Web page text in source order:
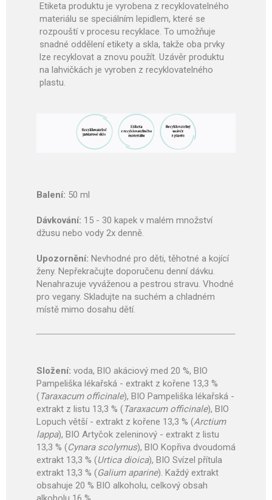
Etiketa produktu je vyrobena z recyklovatelného
materiálu se speciálním lepidlem, které se
rozpouští v procesu recyklace. To umožňuje
snadné oddělení etikety a skla, takže oba prvky
lze recyklovat a znovu použít. Uzávěr produktu
na lahvičkách je vyroben z recyklovatelného
plastu.
Balení: 50 ml
Dávkování: 15 - 30 kapek v malém množství
džusu nebo vody 2x denně.
Upozornění: Nevhodné pro děti, těhotné a kojící
ženy. Nepřekračujte doporučenu denní dávku.
Nenahrazuje vyváženou a pestrou stravu. Vhodné
pro vegany. Skladujte na suchém a chladném
místě mimo dosahu dětí.
Složení: voda, BIO akáciový med 20 %, BIO
Pampeliška lékařská - extrakt z kořene 13,3 %
( Taraxacum officinale), BIO Pampeliška lékařská -
extrakt z listu 13,3 % ( Taraxacum officinale), BIO
Lopuch větší - extrakt z kořene 13,3 % (Arctium
lappa), BIO Artyčok zeleninový - extrakt z listu
13,3 % (Cynara scolymus), BIO Kopřiva dvoudomá
extrakt 13,3 % (Urtica dioica), BIO Svízel přítula
extrakt 13,3 % (Galium aparine). Každý extrakt
obsahuje 20 % BIO alkoholu, celkový obsah